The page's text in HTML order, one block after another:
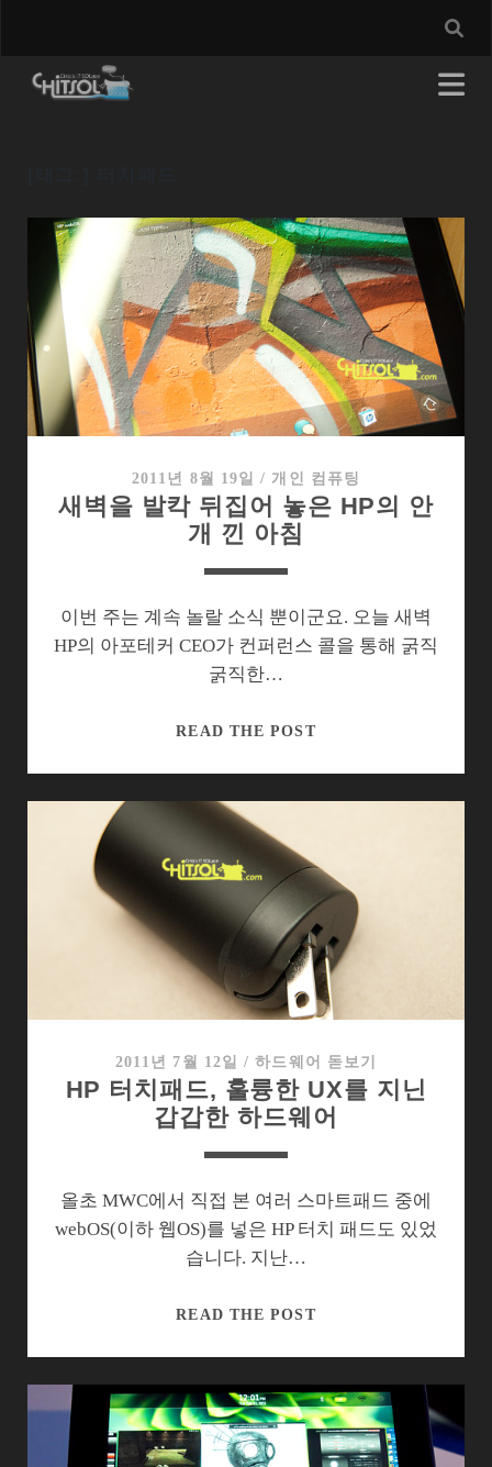
2011년 8월 19일 / 개인 컴퓨팅
새벽을 발칵 뒤집어 놓은 HP의 안
개 낀 아침
이번 주는 계속 놀랄 소식 뿐이군요. 오늘 새벽
HP의 아포테커 CEO가 컨퍼런스 콜을 통해 굵직
굵직한…
READ THE POST새
뒤
집
어
놓
은
HP
안
개
낀
2011년 7월 12일 /하드웨어 돋보기
HP 터치패드, 훌륭한 UX를 지닌
갑갑한 하드웨어
올초 MWC에서 직접 본 여러 스마트패드 중에
webOS(이하 웹OS)를 넣은 HP 터치 패드도 있었
습니다. 지난…
READ THE POSTHP
패
드,
훌